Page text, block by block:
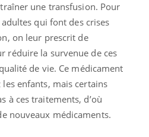
une transfusion. Pour
qui font des crises
on leur prescrit de
réduire la survenue de ces
de vie. Ce médicament
enfants, mais certains
à ces traitements, d’où
nouveaux médicaments.